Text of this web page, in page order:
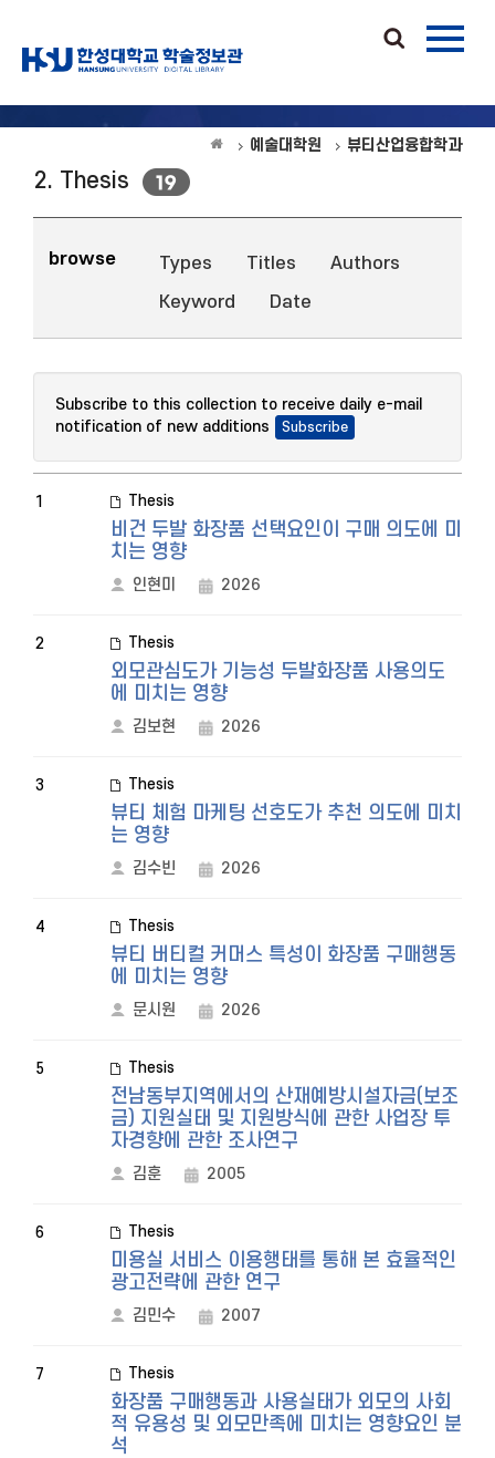
예술대학원 뷰티산업융합학과
2. Thesis 19
browse Types Titles
Authors
Keyword
Date
Subscribe to this collection to receive daily e-mail
notification of new additions
1 Thesis
비건 두발 화장품 선택요인이 구매 의도에 미
치는 영향
인현미 2026
2 Thesis
외모관심도가 기능성 두발화장품 사용의도
에 미치는 영향
김보현 2026
3 Thesis
뷰티 체험 마케팅 선호도가 추천 의도에 미치
는 영향
김수빈 2026
4 Thesis
뷰티 버티컬 커머스 특성이 화장품 구매행동
에 미치는 영향
문시원 2026
5 Thesis
전남동부지역에서의 산재예방시설자금(보조
금) 지원실태 및 지원방식에 관한 사업장 투
자경향에 관한 조사연구
김훈 2005
6 Thesis
미용실 서비스 이용행태를 통해 본 효율적인
광고전략에 관한 연구
김민수 2007
7 Thesis
화장품 구매행동과 사용실태가 외모의 사회
적 유용성 및 외모만족에 미치는 영향요인 분
석